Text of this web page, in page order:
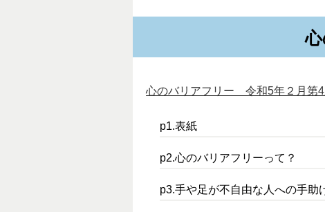
心のバリアフリー 令和5年２月第
p1.表紙
p2.心のバリアフリーって？
p3.手や足が不自由な人への手助